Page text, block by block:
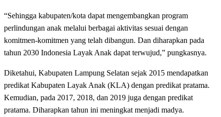
“Sehingga kabupaten/kota dapat mengembangkan program
perlindungan anak melalui berbagai aktivitas sesuai dengan
komitmen-komitmen yang telah dibangun. Dan diharapkan pada
tahun 2030 Indonesia Layak Anak dapat terwujud,” pungkasnya.
Diketahui, Kabupaten Lampung Selatan sejak 2015 mendapatkan
predikat Kabupaten Layak Anak (KLA) dengan predikat pratama.
Kemudian, pada 2017, 2018, dan 2019 juga dengan predikat
pratama. Diharapkan tahun ini meningkat menjadi madya.